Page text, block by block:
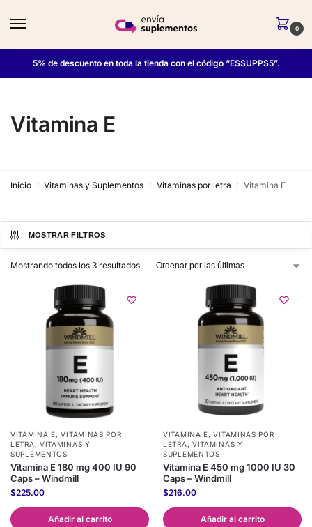
0
5% de descuento en toda la tienda con el código “ESSUPPS5”.
Vitamina E
Inicio / Vitaminas y Suplementos / Vitaminas por letra / Vitamina E
MOSTRAR FILTROS
Mostrando todos los 3 resultados
VITAMINA E,VITAMINAS POR
LETRA , VITAMINAS Y
SUPLEMENTOS
Vitamina E 180 mg 400 IU 90
Caps – Windmill
$225.00
Añadir al carrito
VITAMINA E,VITAMINAS POR
LETRA , VITAMINAS Y
SUPLEMENTOS
Vitamina E 450 mg 1000 IU 30
Caps – Windmill
$216.00
Añadir al carrito